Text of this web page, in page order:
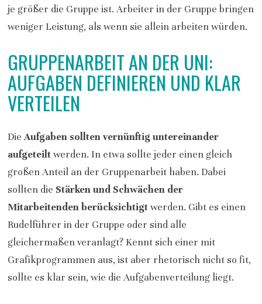
je größer die Gruppe ist. Arbeiter in der Gruppe bringen
weniger Leistung, als wenn sie allein arbeiten würden.
GRUPPENARBEIT AN DER UNI:
AUFGABEN DEFINIEREN UND KLAR
VERTEILEN
DieAufgaben sollten vernünftig untereinander
aufgeteiltwerden. In etwa sollte jeder einen gleich
großen Anteil an der Gruppenarbeit haben. Dabei
sollten die Stärken und Schwächen der
Mitarbeitenden berücksichtigtwerden. Gibt es einen
Rudelführer in der Gruppe oder sind alle
gleichermaßen veranlagt? Kennt sich einer mit
Grafikprogrammen aus, ist aber rhetorisch nicht so fit,
sollte es klar sein, wie die Aufgabenverteilung liegt.